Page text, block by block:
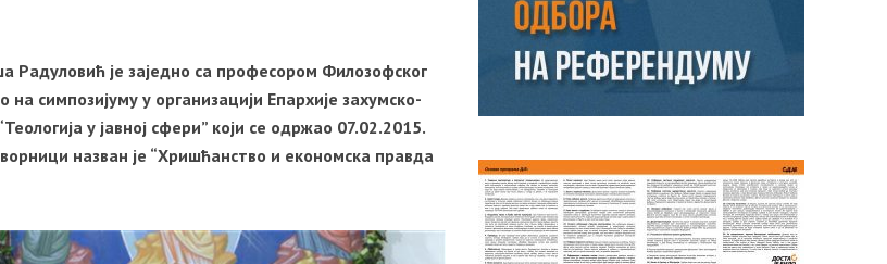
Радуловић је заједно са професором Филозофског
симпозијуму у организацији Епархије захумско-
у јавној сфери” који се одржао 07.02.2015.
назван је “Хришћанство и економска правда